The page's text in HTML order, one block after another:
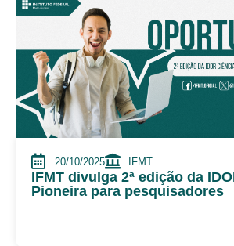
20/10/2025 IFMT
IFMT divulga 2ª edição da
Pioneira para pesquisadores